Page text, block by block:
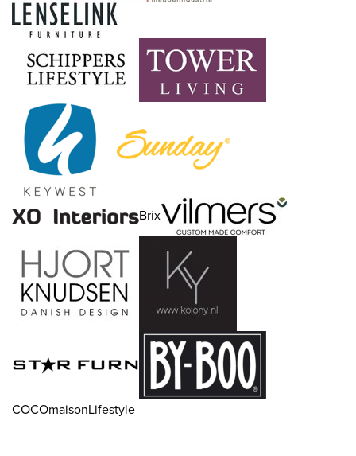
Brix
COCOmaisonLifestyle